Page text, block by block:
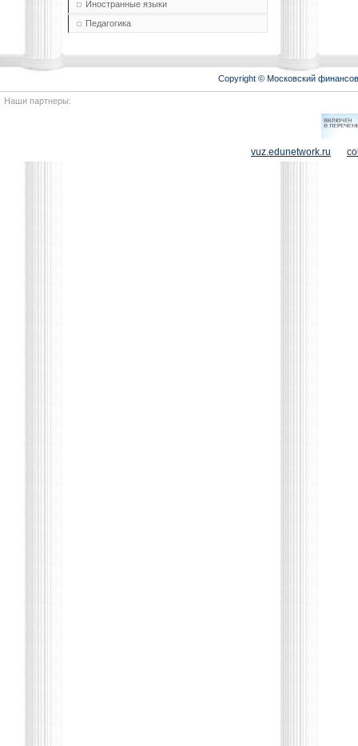
Иностранные языки
Педагогика
Copyright © Московский
Наши партнеры:
vuz.edunetwork.ru